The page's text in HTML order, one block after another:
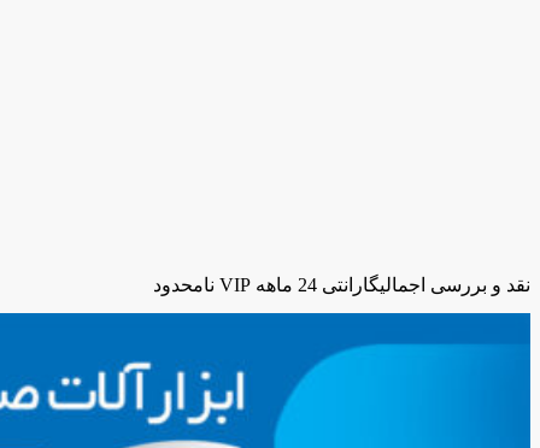
نقد و بررسی اجمالیگارانتی 24 ماهه VIP نامحدود